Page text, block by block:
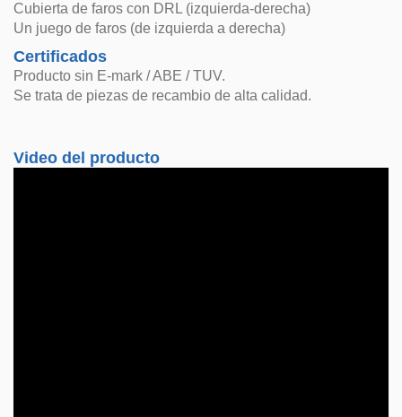
Cubierta de faros con DRL (izquierda-derecha)
Un juego de faros (de izquierda a derecha)
Certificados
Producto sin E-mark / ABE / TUV.
Se trata de piezas de recambio de alta calidad.
Video del producto